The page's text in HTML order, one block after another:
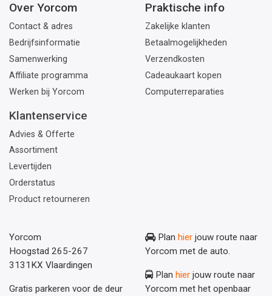
Over Yorcom
Contact & adres
Bedrijfsinformatie
Samenwerking
Affiliate programma
Werken bij Yorcom
Praktische info
Zakelijke klanten
Betaalmogelijkheden
Verzendkosten
Cadeaukaart kopen
Computerreparaties
Klantenservice
Advies & Offerte
Assortiment
Levertijden
Orderstatus
Product retourneren
Yorcom
Hoogstad 265-267
3131KX Vlaardingen
Gratis parkeren voor de deur
Plan hier jouw route naar
Yorcom met de auto.
Plan hier jouw route naar
Yorcom met het openbaar